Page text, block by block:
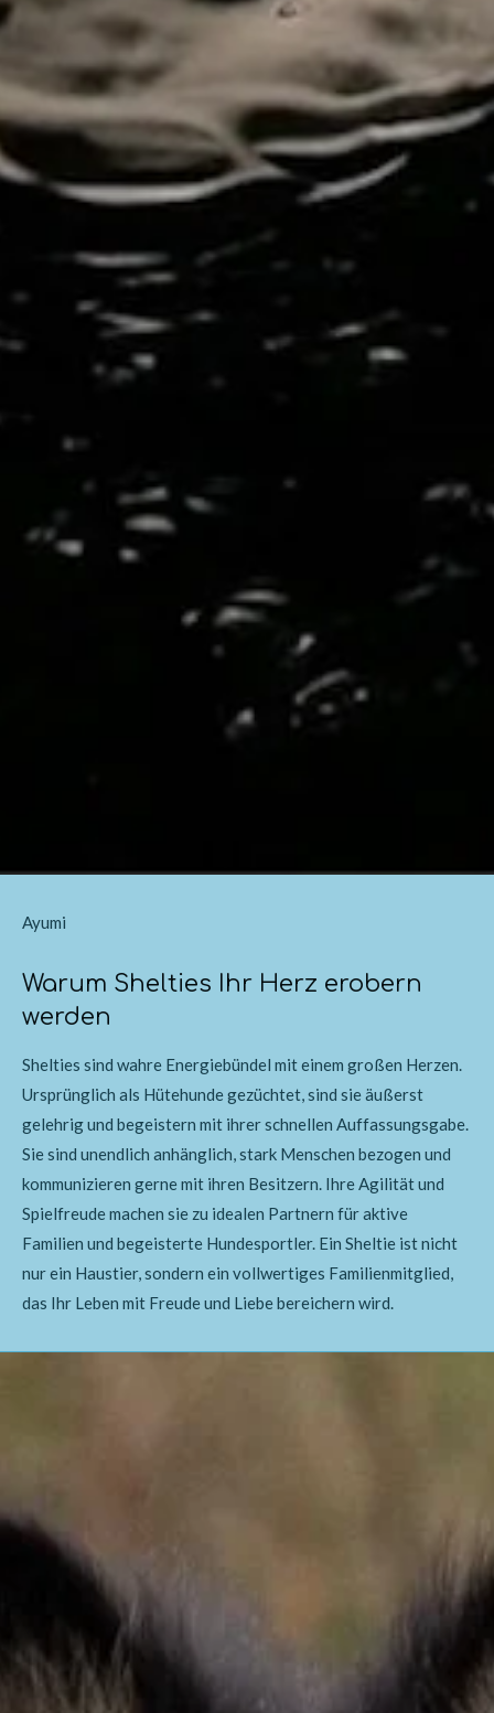
Ayumi
Warum Shelties Ihr Herz erobern
werden
Shelties sind wahre Energiebündel mit einem großen Herzen.
Ursprünglich als Hütehunde gezüchtet, sind sie äußerst
gelehrig und begeistern mit ihrer schnellen Auffassungsgabe.
Sie sind unendlich anhänglich, stark Menschen bezogen und
kommunizieren gerne mit ihren Besitzern. Ihre Agilität und
Spielfreude machen sie zu idealen Partnern für aktive
Familien und begeisterte Hundesportler. Ein Sheltie ist nicht
nur ein Haustier, sondern ein vollwertiges Familienmitglied,
das Ihr Leben mit Freude und Liebe bereichern wird.